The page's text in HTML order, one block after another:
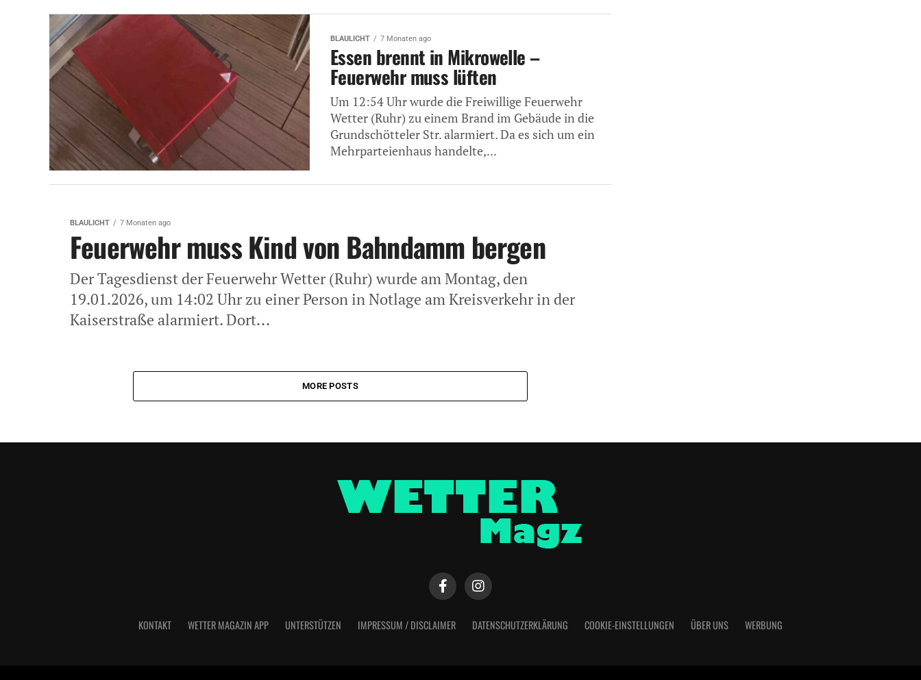
BLAULICHT 7 Monaten ago
Essen brennt in Mikrowelle –
Feuerwehr muss lüften
Um 12:54 Uhr wurde die Freiwillige Feuerwehr
Wetter (Ruhr) zu einem Brand im Gebäude in die
Grundschötteler Str. alarmiert. Da es sich um ein
Mehrparteienhaus handelte,...
BLAULICHT 7 Monaten ago
Feuerwehr muss Kind von Bahndamm bergen
Der Tagesdienst der Feuerwehr Wetter (Ruhr) wurde am Montag, den
19.01.2026, um 14:02 Uhr zu einer Person in Notlage am Kreisverkehr in der
Kaiserstraße alarmiert. Dort...
MORE POSTS
KONTAKT WETTER MAGAZIN APP UNTERSTÜTZEN IMPRESSUM / DISCLAIMER DATENSCHUTZERKLÄRUNG COOKIE-EINSTELLUNGEN ÜBER UNS WERBUNG